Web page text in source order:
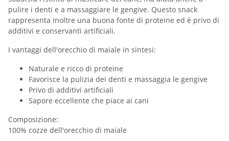
pulire i denti e a massaggiare le gengive. Questo snack
rappresenta inoltre una buona fonte di proteine ed è privo di
additivi e conservanti artificiali.
I vantaggi dell'orecchio di maiale in sintesi:
Naturale e ricco di proteine
Favorisce la pulizia dei denti e massaggia le gengive
Privo di additivi artificiali
Sapore eccellente che piace ai cani
Composizione:
100% cozze dell'orecchio di maiale